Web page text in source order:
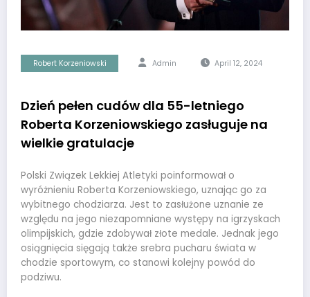
Robert Korzeniowski Admin April 12, 2024
Dzień pełen cudów dla 55-letniego
Roberta Korzeniowskiego zasługuje na
wielkie gratulacje
Polski Związek Lekkiej Atletyki poinformował o
wyróżnieniu Roberta Korzeniowskiego, uznając go za
wybitnego chodziarza. Jest to zasłużone uznanie ze
względu na jego niezapomniane występy na igrzyskach
olimpijskich, gdzie zdobywał złote medale. Jednak jego
osiągnięcia sięgają także srebra pucharu świata w
chodzie sportowym, co stanowi kolejny powód do
podziwu.